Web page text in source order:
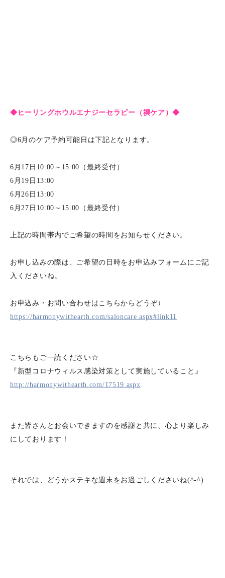
◆ヒーリングホウルエナジーセラピー（禊ケア）◆
◎6月のケア予約可能日は下記となります。
6月17日10:00～15:00（最終受付）
6月19日13:00
6月26日13:00
6月27日10:00～15:00（最終受付）
上記の時間帯内でご希望の時間をお知らせください。
お申し込みの際は、ご希望の日時をお申込みフォームにご記
入くださいね。
お申込み・お問い合わせはこちらからどうぞ↓
https://harmonywithearth.com/saloncare.aspx#link11
こちらもご一読ください☆
『新型コロナウィルス感染対策として実施していること』
http://harmonywithearth.com/17519.aspx
また皆さんとお会いできますのを感謝と共に、心より楽しみ
にしております！
それでは、どうかステキな週末をお過ごしくださいね(^-^)